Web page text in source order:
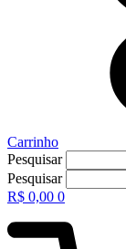
Carrinho
Pesquisar
Pesquisar
R$ 0,00 0